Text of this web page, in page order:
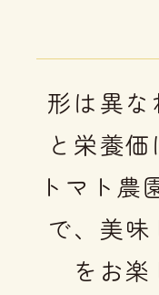
形は異な
と栄養
トマト農
で、美
をお楽